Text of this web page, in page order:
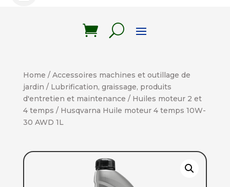
Home / Accessoires machines et outillage de
jardin / Lubrification, graissage, produits
d'entretien et maintenance / Huiles moteur 2 et
4 temps / Husqvarna Huile moteur 4 temps 10W-
30 AWD 1L